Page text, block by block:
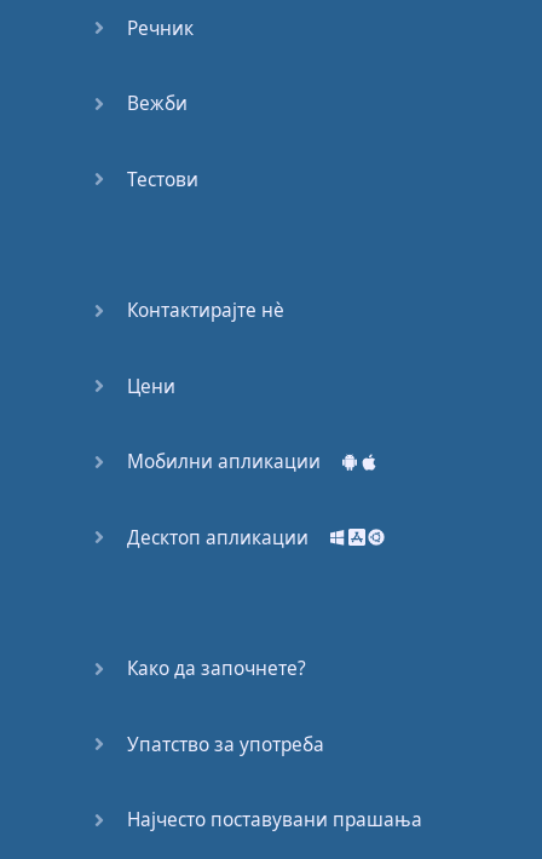
Речник
Вежби
Тестови
Контактирајте нѐ
Цени
Мобилни апликации
Десктоп апликации
Како да започнете?
Упатство за употреба
Најчесто поставувани прашања